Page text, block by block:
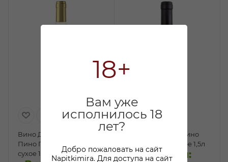
18+
Вам уже
исполнилось 18
лет?
Добро пожаловать на сайт
Napitkimira. Для доступа на сайт
Вино Дука Сардженто
Пино Гриджио белое
сухое 1,5л
Вино Патрицио Пино
Гриджо белое сухое 1,5л
В наличии: